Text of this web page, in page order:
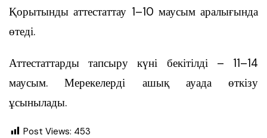
Қорытынды аттестаттау 1–10 маусым аралығында
өтеді.
Аттестаттарды тапсыру күні бекітілді – 11–14
маусым. Мерекелерді ашық ауада өткізу
ұсынылады.
Post Views: 453